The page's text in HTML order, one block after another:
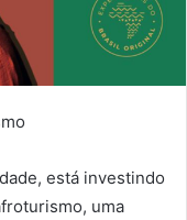
está investindo
uma